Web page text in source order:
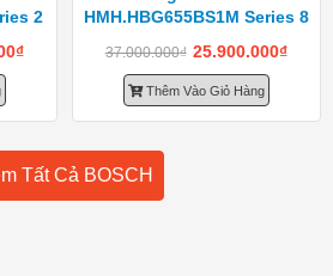
2
₫
HMH.HBG655BS1M Series 8
37.000.000₫ 25.900.000₫
Thêm Vào Giỏ Hàng
Tất Cả BOSCH